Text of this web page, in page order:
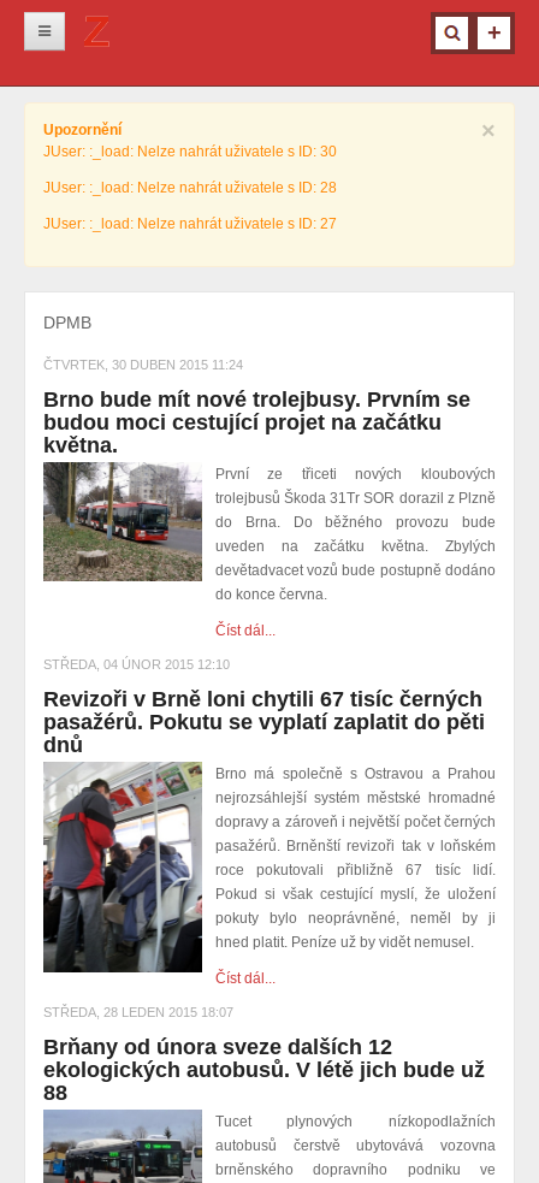
Krimi
Kultura
Info z města
Pro ženy
×
Upozornění
JUser: :_load: Nelze nahrát uživatele s ID: 30
JUser: :_load: Nelze nahrát uživatele s ID: 28
JUser: :_load: Nelze nahrát uživatele s ID: 27
DPMB
ČTVRTEK, 30 DUBEN 2015 11:24
Brno bude mít nové trolejbusy. Prvním se
budou moci cestující projet na začátku
května.
První ze třiceti nových kloubových
trolejbusů Škoda 31Tr SOR dorazil z Plzně
do Brna. Do běžného provozu bude
uveden na začátku května. Zbylých
devětadvacet vozů bude postupně dodáno
do konce června.
Číst dál...
STŘEDA, 04 ÚNOR 2015 12:10
Revizoři v Brně loni chytili 67 tisíc černých
pasažérů. Pokutu se vyplatí zaplatit do pěti
dnů
Brno má společně s Ostravou a Prahou
nejrozsáhlejší systém městské hromadné
dopravy a zároveň i největší počet černých
pasažérů. Brněnští revizoři tak v loňském
roce pokutovali přibližně 67 tisíc lidí.
Pokud si však cestující myslí, že uložení
pokuty bylo neoprávněné, neměl by ji
hned platit. Peníze už by vidět nemusel.
Číst dál...
STŘEDA, 28 LEDEN 2015 18:07
Brňany od února sveze dalších 12
ekologických autobusů. V létě jich bude už
88
Tucet plynových nízkopodlažních
autobusů čerstvě ubytovává vozovna
brněnského dopravního podniku ve